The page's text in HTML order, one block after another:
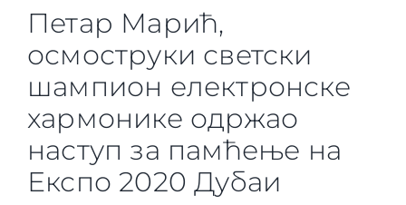
Вести
Creative Tech Workshops
Живи у Србији
Стварај у Србији
Петар Марић,
осмоструки светски
шампион електронске
хармонике одржао
наступ за памћење на
Експо 2020 Дубаи